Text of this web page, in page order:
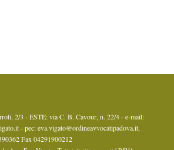
2/3 - ESTE: via C. B. Cavour, n. 22/4 -e-mail:
- pec: eva.vigato@ordineavvocatipadova.it,
Fax04291900212